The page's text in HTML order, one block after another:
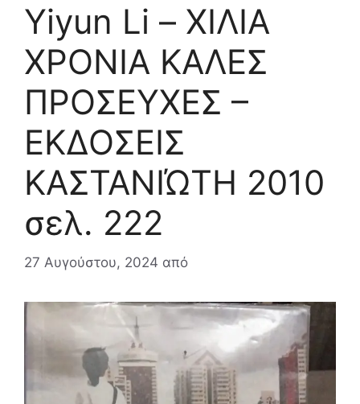
Yiyun Li – ΧΙΛΙΑ
ΧΡΟΝΙΑ ΚΑΛΕΣ
ΠΡΟΣΕΥΧΕΣ –
ΕΚΔΟΣΕΙΣ
ΚΑΣΤΑΝΙΏΤΗ 2010
σελ. 222
27 Αυγούστου, 2024 από